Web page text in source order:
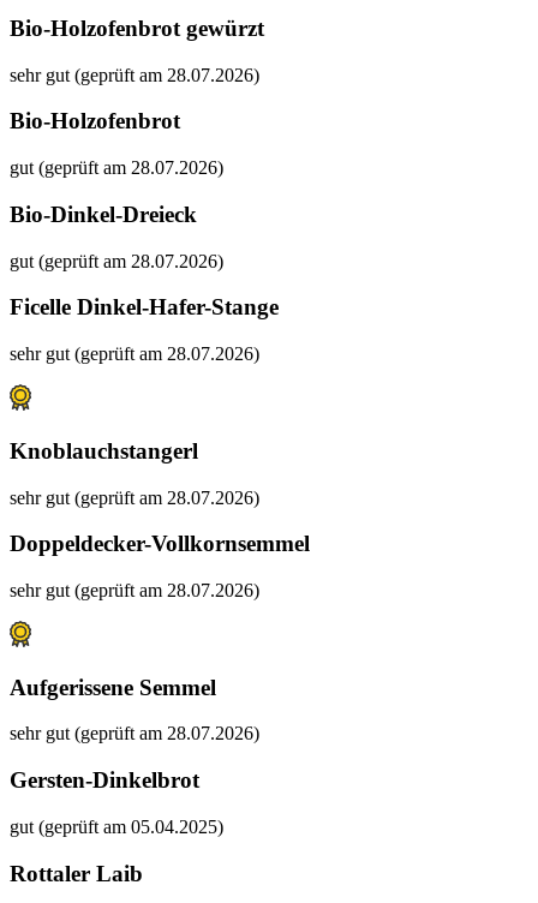
Bio-Holzofenbrot gewürzt
sehr gut (geprüft am 28.07.2026)
Bio-Holzofenbrot
gut (geprüft am 28.07.2026)
Bio-Dinkel-Dreieck
gut (geprüft am 28.07.2026)
Ficelle Dinkel-Hafer-Stange
sehr gut (geprüft am 28.07.2026)
Knoblauchstangerl
sehr gut (geprüft am 28.07.2026)
Doppeldecker-Vollkornsemmel
sehr gut (geprüft am 28.07.2026)
Aufgerissene Semmel
sehr gut (geprüft am 28.07.2026)
Gersten-Dinkelbrot
gut (geprüft am 05.04.2025)
Rottaler Laib